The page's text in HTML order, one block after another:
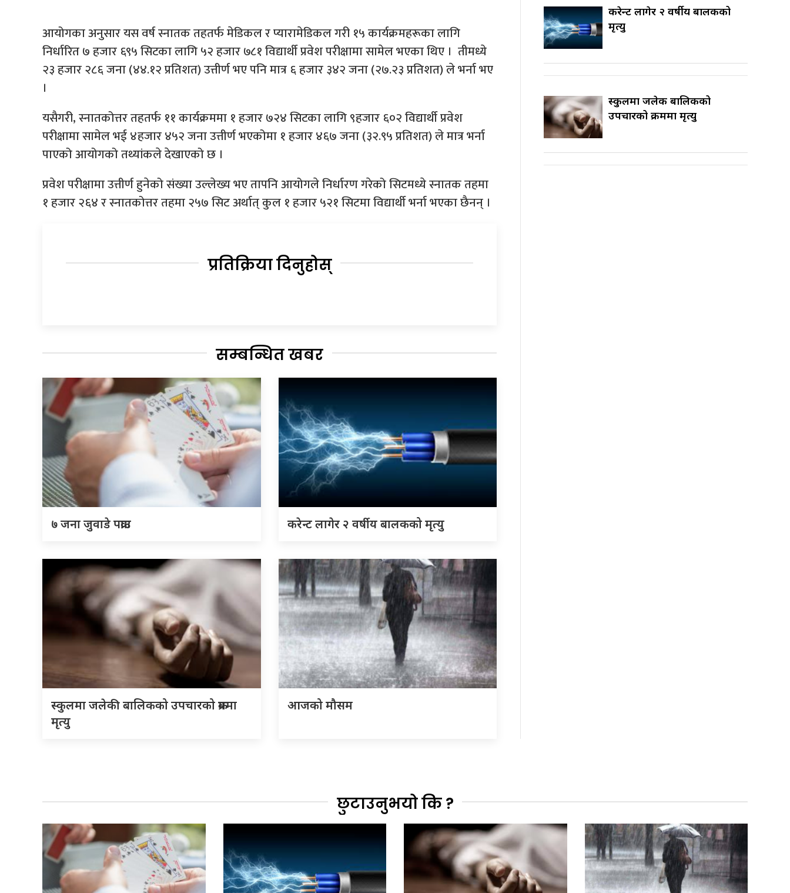
आयोगका अनुसार यस वर्ष स्नातक तहतर्फ मेडिकल र प्यारामेडिकल गरी १५ कार्यक्रमहरूका लागि
निर्धारित ७ हजार ६९५ सिटका लागि ५२ हजार ७८१ विद्यार्थी प्रवेश परीक्षामा सामेल भएका थिए । तीमध्ये
२३ हजार २८६ जना (४४.१२ प्रतिशत) उत्तीर्ण भए पनि मात्र ६ हजार ३४२ जना (२७.२३ प्रतिशत) ले भर्ना भए
।
यसैगरी, स्नातकोत्तर तहतर्फ ११ कार्यक्रममा १ हजार ७२४ सिटका लागि ९हजार ६०२ विद्यार्थी प्रवेश
परीक्षामा सामेल भई ४हजार ४५२ जना उत्तीर्ण भएकोमा १ हजार ४६७ जना (३२.९५ प्रतिशत) ले मात्र भर्ना
पाएको आयोगको तथ्यांकले देखाएको छ ।
प्रवेश परीक्षामा उत्तीर्ण हुनेको संख्या उल्लेख्य भए तापनि आयोगले निर्धारण गरेको सिटमध्ये स्नातक तहमा
१ हजार २६४ र स्नातकोत्तर तहमा २५७ सिट अर्थात् कुल १ हजार ५२१ सिटमा विद्यार्थी भर्ना भएका छैनन् ।
प्रतिक्रिया दिनुहोस्
सम्बन्धित खबर
७ जना जुवाडे पक्राउ करेन्ट लागेर २ वर्षीय बालकको मृत्यु
स्कुलमा जलेकी बालिकको उपचारको क्रममा
मृत्यु
आजको मौसम
करेन्ट लागेर २ वर्षीय बालकको
मृत्यु
स्कुलमा जलेकी बालिकको
उपचारको क्रममा मृत्यु
छुटाउनुभयो कि ?